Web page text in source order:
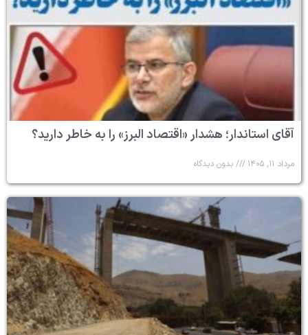
آقای استاندار؛ هشدار «اقتصاد البرز» را به خاطر دارید؟
مرداد ۱۱, ۱۴۰۵ بدون دیدگاه